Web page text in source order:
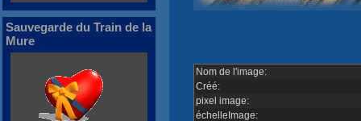
Nom de l'image:
Créé:
pixel image:
échelleImage:
Sauvegarde du Train de la
Mure